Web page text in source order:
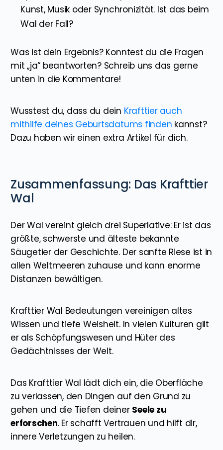
Kunst, Musik oder Synchronizität. Ist das beim
Wal der Fall?
Was ist dein Ergebnis? Konntest du die Fragen
mit „ja“ beantworten? Schreib uns das gerne
unten in die Kommentare!
Wusstest du, dass du dein Krafttier auch
mithilfe deines Geburtsdatums finden kannst?
Dazu haben wir einen extra Artikel für dich.
Zusammenfassung: Das Krafttier
Wal
Der Wal vereint gleich drei Superlative: Er ist das
größte, schwerste und älteste bekannte
Säugetier der Geschichte. Der sanfte Riese ist in
allen Weltmeeren zuhause und kann enorme
Distanzen bewältigen.
Krafttier Wal Bedeutungen vereinigen altes
Wissen und tiefe Weisheit. In vielen Kulturen gilt
er als Schöpfungswesen und Hüter des
Gedächtnisses der Welt.
Das Krafttier Wal lädt dich ein, die Oberfläche
zu verlassen, den Dingen auf den Grund zu
gehen und die Tiefen deiner Seele zu
erforschen. Er schafft Vertrauen und hilft dir,
innere Verletzungen zu heilen.